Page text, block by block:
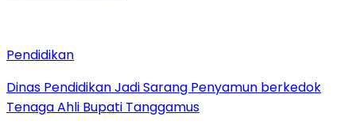
Pendidikan
Dinas Pendidikan Jadi Sarang Penyamun berkedok
Tenaga Ahli Bupati Tanggamus